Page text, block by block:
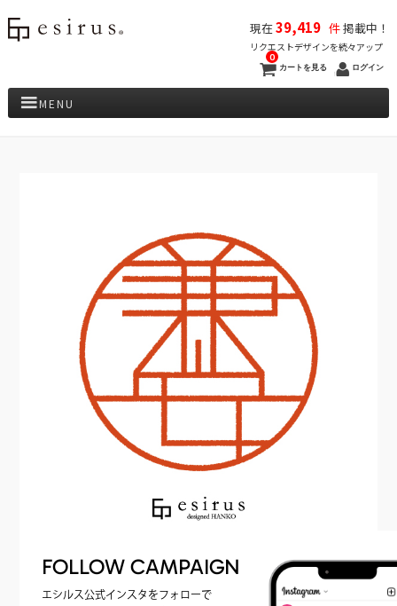
現在39,419 件掲載中！
リクエストデザインを続々アップ
カートを見る
0
ログイン
MENU
FOLLOW CAMPAIGN
エシルス公式インスタをフォローで